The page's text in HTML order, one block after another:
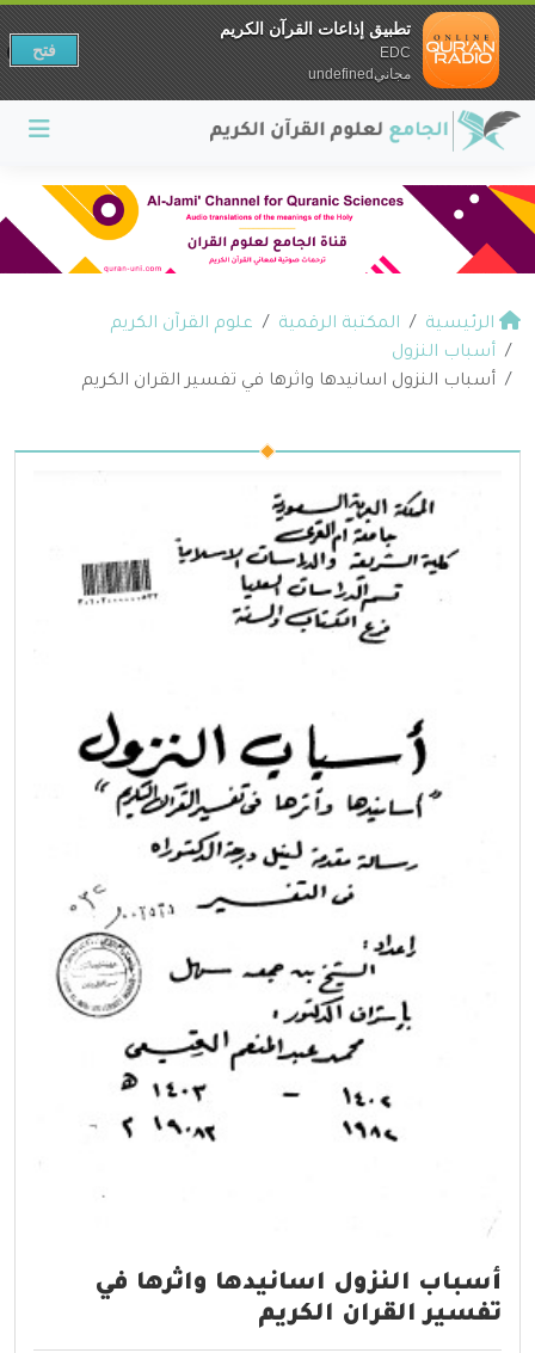
الرئيسية المكتبة الرقمية
علوم القرآن الكريم
أسباب النزول
أسباب النزول اسانيدها واثرها في تفسير القران الكريم
أسباب النزول اسانيدها واثرها في
تفسير القران الكريم
تطبيق إذاعات القرآن الكريم
EDC
مجانيundefined
فتح